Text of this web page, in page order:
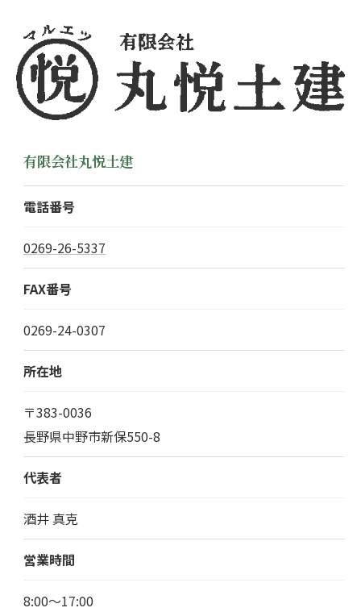
有限会社丸悦土建
電話番号
0269-26-5337
FAX番号
0269-24-0307
所在地
〒383-0036
長野県中野市新保550-8
代表者
酒井 真克
営業時間
8:00〜17:00